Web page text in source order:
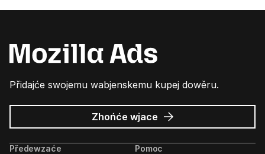
Přidajće swojemu wabjenskemu kupej dowěru.
Zhońće wjace wo
Wabjenje
Mozilla
Předewzaće Pomoc